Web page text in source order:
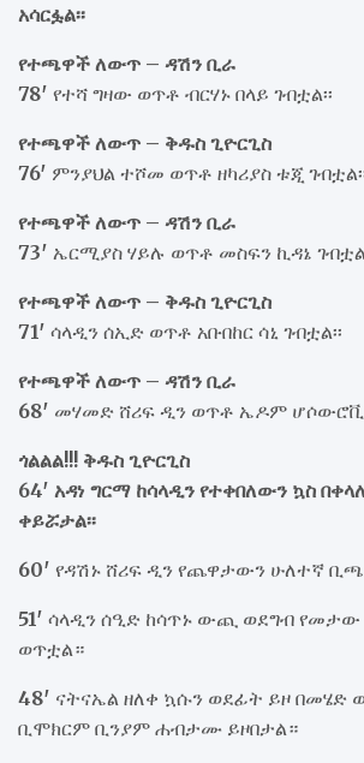
አሳርፏል፡፡
የተጫዋች ለውጥ – ዳሽን ቢራ
78′ የተሻ ግዛው ወጥቶ ብርሃኑ በላይ ገብቷል፡፡
የተጫዋች ለውጥ – ቅዱስ ጊዮርጊስ
76′ ምንያህል ተሾመ ወጥቶ ዘካሪያስ ቱጂ
የተጫዋች ለውጥ – ዳሽን ቢራ
73′ ኤርሚያስ ሃይሉ ወጥቶ መስፍን ኪዳኔ
የተጫዋች ለውጥ – ቅዱስ ጊዮርጊስ
71′ ሳላዲን ሰኢድ ወጥቶ አቡበከር ሳኒ ገብቷል፡፡
የተጫዋች ለውጥ – ዳሽን ቢራ
68′ መሃመድ ሸሪፍ ዲን ወጥቶ ኤዶም ሆሶውሮቪ
ጎልልል!!! ቅዱስ ጊዮርጊስ
64′ አዳነ ግርማ ከሳላዲን የተቀበለውን ኳስ
ቀይሯታል፡፡
60′ የዳሽኑ ሸሪፍ ዲን የጨዋታውን ሁለተኛ
51′ ሳላዲን ሰዒድ ከሳጥኑ ውጪ ወደግብ የመታው
ወጥቷል።
48′ ናትናኤል ዘለቀ ኳሱን ወደፊት ይዞ በመሄድ
ቢሞክርም ቢንያም ሐብታሙ ይዞበታል።